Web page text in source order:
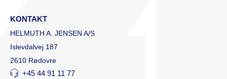
KONTAKT
HELMUTH A. JENSEN A/S
Islevdalvej 187
2610 Rødovre
+45 44 91 11 77